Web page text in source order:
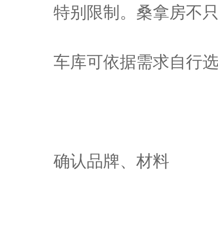
特别限制。桑拿房不
车库可依据需求自行
确认品牌、材料